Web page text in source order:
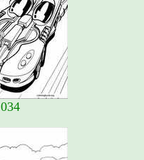
034